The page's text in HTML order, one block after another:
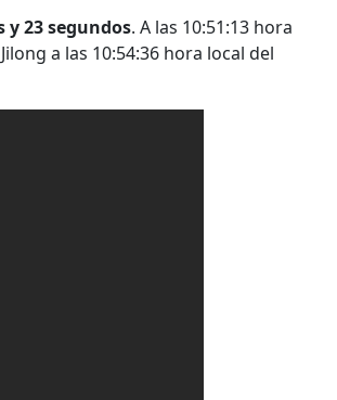
y 23 segundos. A las 10:51:13 hora
a las 10:54:36 hora local del